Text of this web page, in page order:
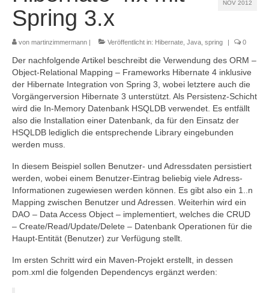
Referenzen
Kontakt
Impressum
Datenschutz
NOV 2012
Spring 3.x
von martinzimmermann | Veröffentlicht in: Hibernate Java spring | 0
Der nachfolgende Artikel beschreibt die Verwendung des ORM –
Object-Relational Mapping – Frameworks Hibernate 4 inklusive
der Hibernate Integration von Spring 3, wobei letztere auch die
Vorgängerversion Hibernate 3 unterstützt. Als Persistenz-Schicht
wird die In-Memory Datenbank HSQLDB verwendet. Es entfällt
also die Installation einer Datenbank, da für den Einsatz der
HSQLDB lediglich die entsprechende Library eingebunden
werden muss.
In diesem Beispiel sollen Benutzer- und Adressdaten persistiert
werden, wobei einem Benutzer-Eintrag beliebig viele Adress-
Informationen zugewiesen werden können. Es gibt also ein 1..n
Mapping zwischen Benutzer und Adressen. Weiterhin wird ein
DAO – Data Access Object – implementiert, welches die CRUD
– Create/Read/Update/Delete – Datenbank Operationen für die
Haupt-Entität (Benutzer) zur Verfügung stellt.
Im ersten Schritt wird ein Maven-Projekt erstellt, in dessen
pom.xml die folgenden Dependencys ergänzt werden: